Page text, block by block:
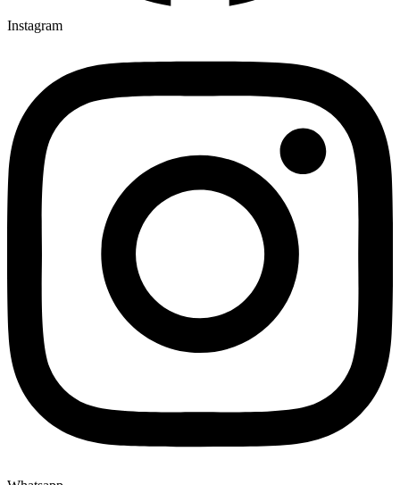
Instagram